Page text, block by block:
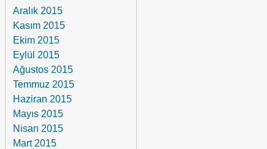
Aralık 2015
Kasım 2015
Ekim 2015
Eylül 2015
Ağustos 2015
Temmuz 2015
Haziran 2015
Mayıs 2015
Nisan 2015
Mart 2015